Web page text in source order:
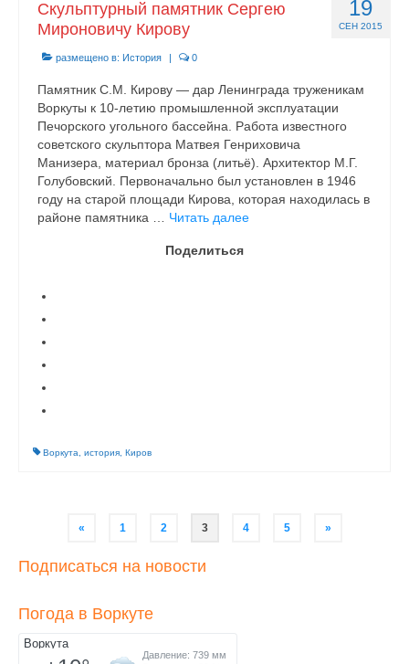
19
СЕН 2015
Скульптурный памятник Сергею
Мироновичу Кирову
размещено в: История | 0
Памятник С.М. Кирову — дар Ленинграда труженикам
Воркуты к 10-летию промышленной эксплуатации
Печорского угольного бассейна. Работа известного
советского скульптора Матвея Генриховича
Манизера, материал бронза (литьё). Архитектор М.Г.
Голубовский. Первоначально был установлен в 1946
году на старой площади Кирова, которая находилась в
районе памятника … Читать далее
Поделиться
Воркута история Киров
Навигация
записям
« 1 2 3 4 5 »
Подписаться на новости
Погода в Воркуте